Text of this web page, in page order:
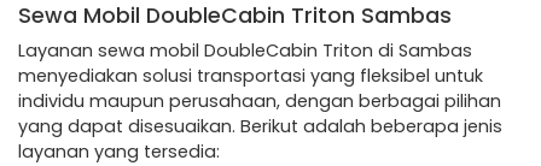
Sewa Mobil DoubleCabin Triton Sambas
Layanan sewa mobil DoubleCabin Triton di Sambas
menyediakan solusi transportasi yang fleksibel untuk
individu maupun perusahaan, dengan berbagai pilihan
yang dapat disesuaikan. Berikut adalah beberapa jenis
layanan yang tersedia: